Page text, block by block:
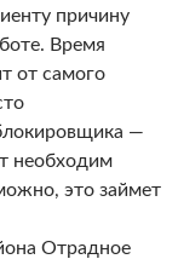
причину
Время
от самого
—
необходим
это займет
Отрадное